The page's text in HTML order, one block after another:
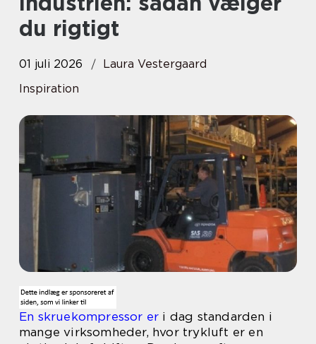
du rigtigt
01 juli 2026
Laura Vestergaard
Inspiration
En skruekompressor er i dag standarden i
mange virksomheder, hvor trykluft er en